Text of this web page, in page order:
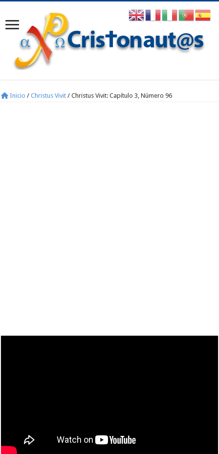
Inicio / Christus Vivit / Christus Vivit: Capítulo 3, Número 96